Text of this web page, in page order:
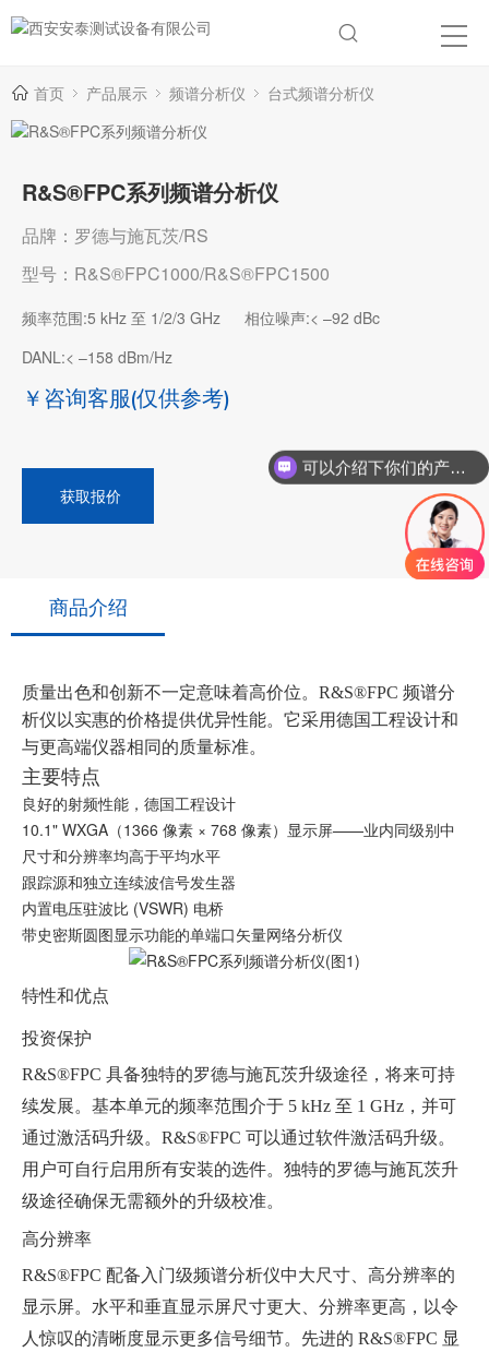
首页 产品展示 频谱分析仪 台式频谱分析仪
R&S®FPC系列频谱分析仪
品牌：罗德与施瓦茨/RS
型号：R&S®FPC1000/R&S®FPC1500
频率范围:5 kHz 至 1/2/3 GHz
相位噪声:< –92 dBc
DANL:< –158 dBm/Hz
￥咨询客服(仅供参考)
获取报价
商品介绍
质量出色和创新不一定意味着高价位。R&S®FPC 频谱分
析仪以实惠的价格提供优异性能。它采用德国工程设计和
与更高端仪器相同的质量标准。
主要特点
良好的射频性能，德国工程设计
10.1" WXGA（1366 像素 × 768 像素）显示屏——业内同级别中
尺寸和分辨率均高于平均水平
跟踪源和独立连续波信号发生器
内置电压驻波比 (VSWR) 电桥
带史密斯圆图显示功能的单端口矢量网络分析仪
特性和优点
投资保护
R&S®FPC 具备独特的罗德与施瓦茨升级途径，将来可持
续发展。基本单元的频率范围介于 5 kHz 至 1 GHz，并可
通过激活码升级。R&S®FPC 可以通过软件激活码升级。
用户可自行启用所有安装的选件。独特的罗德与施瓦茨升
级途径确保无需额外的升级校准。
高分辨率
R&S®FPC 配备入门级频谱分析仪中大尺寸、高分辨率的
显示屏。水平和垂直显示屏尺寸更大、分辨率更高，以令
人惊叹的清晰度显示更多信号细节。先进的 R&S®FPC 显
可以介绍下你们的产品么？